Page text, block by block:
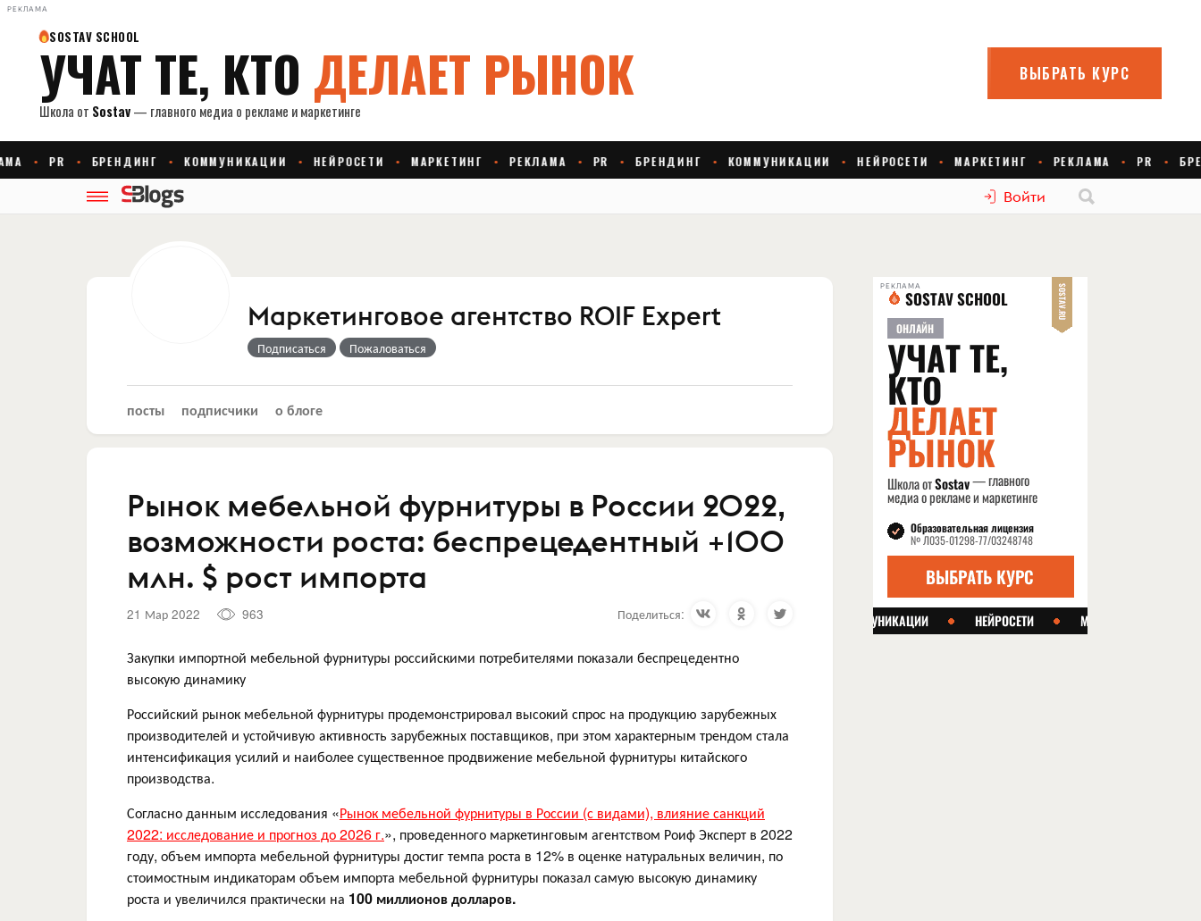
РЕКЛАМА
Войти
Маркетинговое агентство ROIF Expert
Подписаться Пожаловаться
посты подписчики о блоге
Рынок мебельной фурнитуры в России 2022,
возможности роста: беспрецедентный +100
млн. $ рост импорта
21 Мар 2022 963 Поделиться:
Закупки импортной мебельной фурнитуры российскими потребителями показали беспрецедентно
высокую динамику
Российский рынок мебельной фурнитуры продемонстрировал высокий спрос на продукцию зарубежных
производителей и устойчивую активность зарубежных поставщиков, при этом характерным трендом стала
интенсификация усилий и наиболее существенное продвижение мебельной фурнитуры китайского
производства.
Согласно данным исследования «Рынок мебельной фурнитуры в России (с видами), влияние санкций
2022: исследование и прогноз до 2026 г.», проведенного маркетинговым агентством Роиф Эксперт в 2022
году, объем импорта мебельной фурнитуры достиг темпа роста в 12% в оценке натуральных величин, по
стоимостным индикаторам объем импорта мебельной фурнитуры показал самую высокую динамику
роста и увеличился практически на 100 миллионов долларов.
РЕКЛАМА